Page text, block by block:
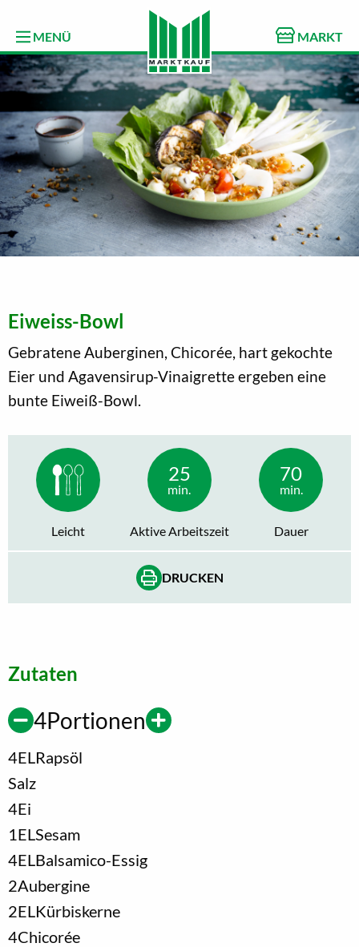
MENÜ MARKT
Eiweiss-Bowl
Gebratene Auberginen, Chicorée, hart gekochte
Eier und Agavensirup-Vinaigrette ergeben eine
bunte Eiweiß-Bowl.
Leicht
25
min.
Aktive Arbeitszeit
70
min.
Dauer
DRUCKEN
Zutaten
4Portionen
4EL Rapsöl
Salz
4Ei
1 EL Sesam
4EL Balsamico-Essig
2Aubergine
2EL Kürbiskerne
4Chicorée